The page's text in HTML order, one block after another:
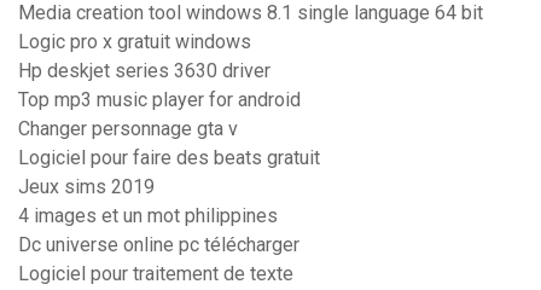
Media creation tool windows 8.1 single language 64 bit
Logic pro x gratuit windows
Hp deskjet series 3630 driver
Top mp3 music player for android
Changer personnage gta v
Logiciel pour faire des beats gratuit
Jeux sims 2019
4 images et un mot philippines
Dc universe online pc télécharger
Logiciel pour traitement de texte